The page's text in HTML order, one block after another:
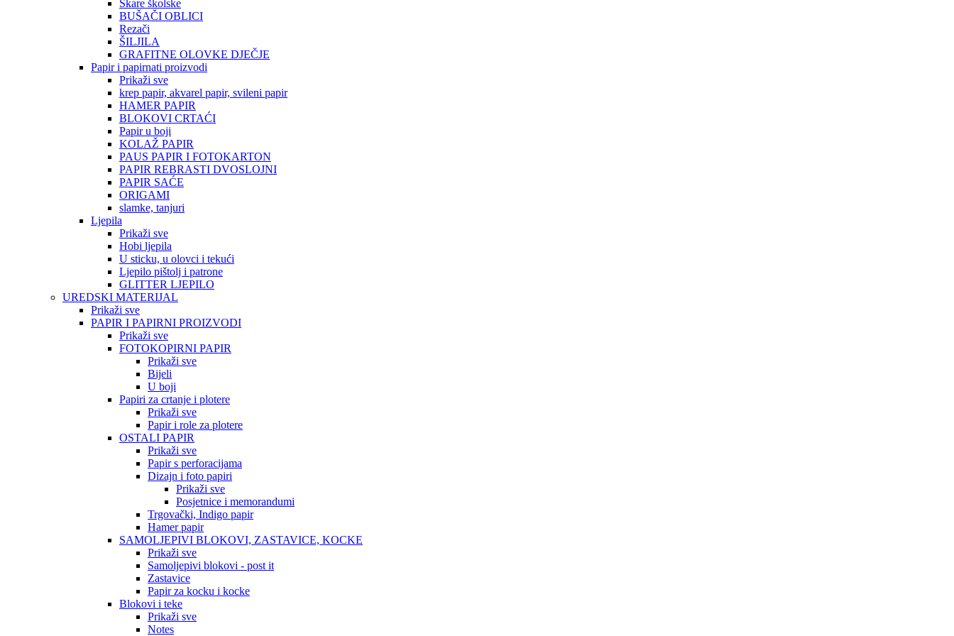
Škare školske
BUŠAČI OBLICI
Rezači
ŠILJILA
GRAFITNE OLOVKE DJEČJE
Papir i papirnati proizvodi
Prikaži sve
krep papir, akvarel papir, svileni papir
HAMER PAPIR
BLOKOVI CRTAĆI
Papir u boji
KOLAŽ PAPIR
PAUS PAPIR I FOTOKARTON
PAPIR REBRASTI DVOSLOJNI
PAPIR SAĆE
ORIGAMI
slamke, tanjuri
Ljepila
Prikaži sve
Hobi ljepila
U sticku, u olovci i tekući
Ljepilo pištolj i patrone
GLITTER LJEPILO
UREDSKI MATERIJAL
Prikaži sve
PAPIR I PAPIRNI PROIZVODI
Prikaži sve
FOTOKOPIRNI PAPIR
Prikaži sve
Bijeli
U boji
Papiri za crtanje i plotere
Prikaži sve
Papir i role za plotere
OSTALI PAPIR
Prikaži sve
Papir s perforacijama
Dizajn i foto papiri
Prikaži sve
Posjetnice i memorandumi
Trgovački, Indigo papir
Hamer papir
SAMOLJEPIVI BLOKOVI, ZASTAVICE, KOCKE
Prikaži sve
Samoljepivi blokovi - post it
Zastavice
Papir za kocku i kocke
Blokovi i teke
Prikaži sve
Notes